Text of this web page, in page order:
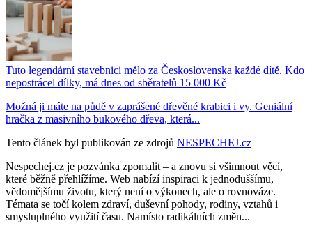
Tuto legendární stavebnici mělo za Československa každé dítě. Kdo
nepostrácel dílky, má dnes od sběratelů 15 000 Kč
Možná ji máte na půdě v zaprášené dřevěné krabici i vy. Geniální
hračka z masivního bukového dřeva, která...
Tento článek byl publikován ze zdrojů NESPECHEJ.cz
Nespechej.cz je pozvánka zpomalit – a znovu si všimnout věcí,
které běžně přehlížíme. Web nabízí inspiraci k jednoduššímu,
vědomějšímu životu, který není o výkonech, ale o rovnováze.
Témata se točí kolem zdraví, duševní pohody, rodiny, vztahů i
smysluplného využití času. Namísto radikálních změn...